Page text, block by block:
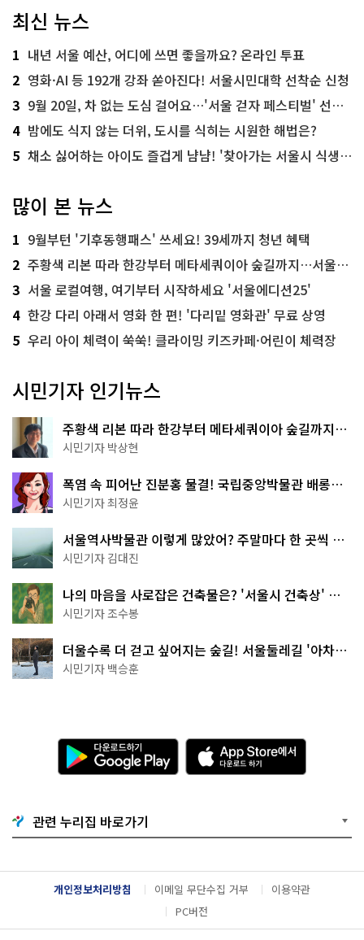
최신 뉴스
1 내년 서울 예산, 어디에 쓰면 좋을까요? 온라인 투표
2 영화·AI 등 192개 강좌 쏟아진다! 서울시민대학 선착순 신청
3 9월 20일, 차 없는 도심 걸어요…'서울 걷자 페스티벌' 선착순 5천명
4 밤에도 식지 않는 더위, 도시를 식히는 시원한 해법은?
5 채소 싫어하는 아이도 즐겁게 냠냠! '찾아가는 서울시 식생활 교육' 현장
많이 본 뉴스
1 9월부턴 '기후동행패스' 쓰세요! 39세까지 청년 혜택
2 주황색 리본 따라 한강부터 메타세쿼이아 숲길까지…서울둘레길 15코스
3 서울 로컬여행, 여기부터 시작하세요 '서울에디션25'
4 한강 다리 아래서 영화 한 편! '다리밑 영화관' 무료 상영
5 우리 아이 체력이 쑥쑥! 클라이밍 키즈카페·어린이 체력장
시민기자 인기뉴스
주황색 리본 따라 한강부터 메타세쿼이아 숲길까지…
서울둘레길 15코스
시민기자 박상현
폭염 속 피어난 진분홍 물결! 국립중앙박물관 배롱나
무 명소
시민기자 최정윤
서울역사박물관 이렇게 많았어? 주말마다 한 곳씩 떠
나는 역사 산책
시민기자 김대진
나의 마음을 사로잡은 건축물은? '서울시 건축상' 수
상작 공개!
시민기자 조수봉
더울수록 더 걷고 싶어지는 숲길! 서울둘레길 '아차산
코스'
시민기자 백승훈
다
운
로
기
G
o
g
l
e
A
p
p
e
서
다
운
관련 누리집 바로가기
개인정보처리방침 이메일 무단수집 거부
이용약관
PC버전